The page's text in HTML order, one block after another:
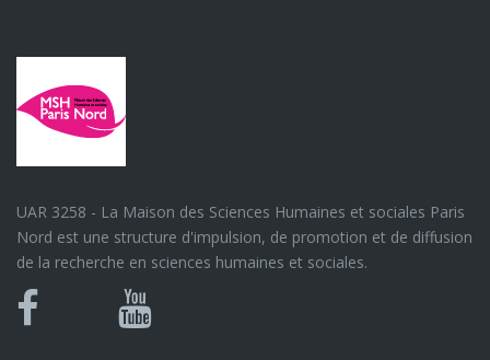
UAR 3258 - La Maison des Sciences Humaines et sociales Paris
Nord est une structure d'impulsion, de promotion et de diffusion
de la recherche en sciences humaines et sociales.